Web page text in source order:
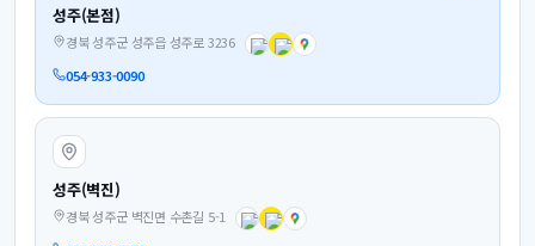
성주(본점)
경북 성주군 성주읍 성주로 3236
054-933-0090
성주(벽진)
경북 성주군 벽진면 수촌길 5-1